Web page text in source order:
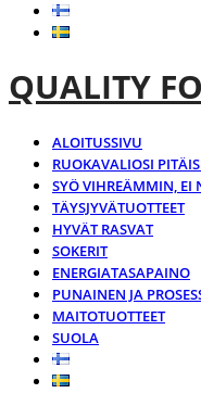
QUALITY
ALOITUSSIVU
RUOKAVALIOSI
SYÖ VIHREÄMMIN, EI
TÄYSJYVÄTUOTTEET
HYVÄT RASVAT
SOKERIT
ENERGIATASAPAINO
PUNAINEN JA
MAITOTUOTTEET
SUOLA